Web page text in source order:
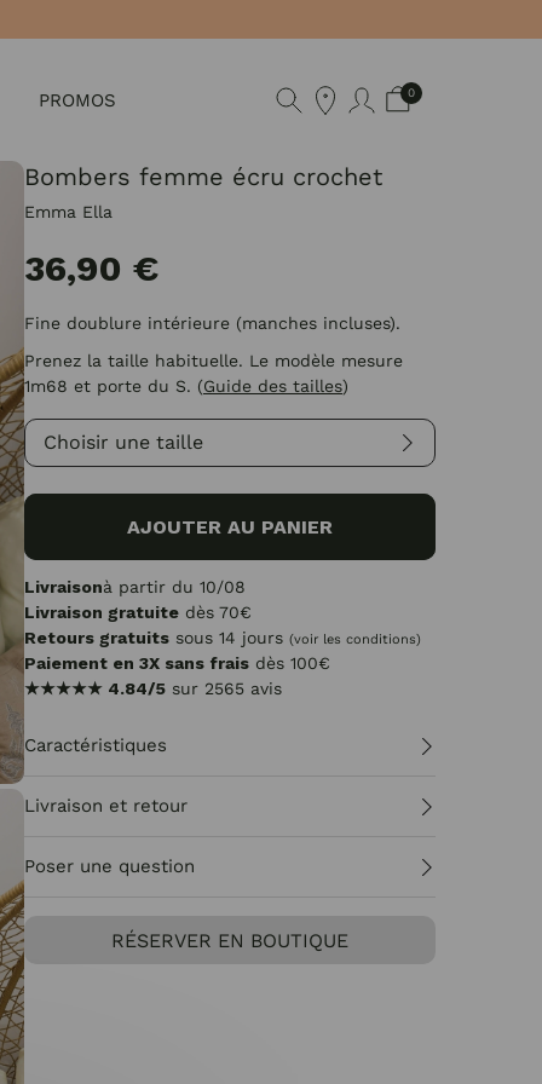
PROMOS 0
Bombers femme écru crochet
Emma Ella
36,90 €
Fine doublure intérieure (manches incluses).
Prenez la taille habituelle. Le modèle mesure
1m68 et porte du S. (Guide des tailles)
Choisir une taille
AJOUTER AU PANIER
Livraisonà partir du 10/08
Livraison gratuite dès 70€
Retours gratuits sous 14 jours (voir les conditions)
Paiement en 3X sans frais dès 100€
★★★★★ 4.84/5 sur 2565 avis
Caractéristiques
Livraison et retour
Poser une question
RÉSERVER EN BOUTIQUE